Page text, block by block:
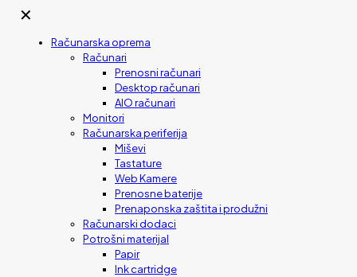
✕
Računarska oprema
Računari
Prenosni računari
Desktop računari
AIO računari
Monitori
Računarska periferija
Miševi
Tastature
Web Kamere
Prenosne baterije
Prenaponska zaštita i produžni
Računarski dodaci
Potrošni materijal
Papir
Ink cartridge